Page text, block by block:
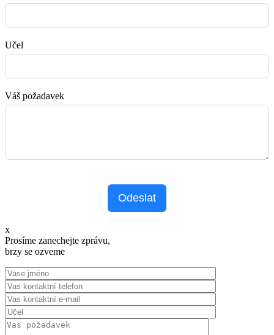
Učel
Váš požadavek
Odeslat
x
Prosíme zanechejte zprávu,
brzy se ozveme